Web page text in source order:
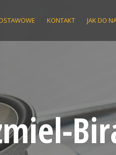
KONTAKT JAK DO